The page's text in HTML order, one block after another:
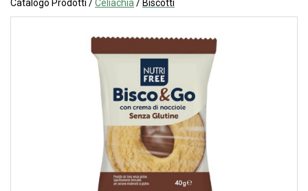
Catalogo Prodotti /Celiachia / Biscotti